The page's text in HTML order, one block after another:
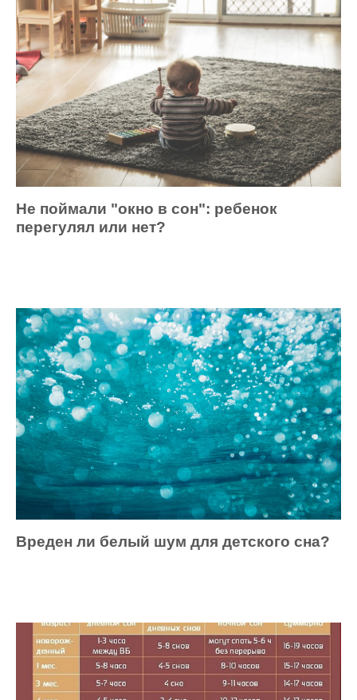
Не поймали "окно в сон": ребенок
перегулял или нет?
Вреден ли белый шум для детского сна?